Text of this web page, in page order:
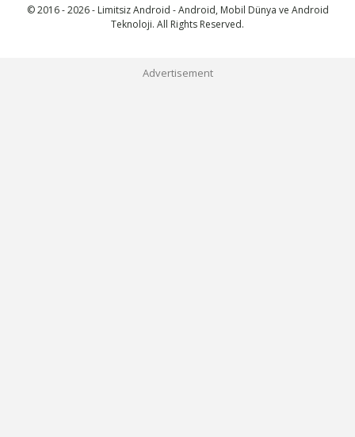
© 2016 - 2026 - Limitsiz Android - Android, Mobil Dünya ve Android
Teknoloji. All Rights Reserved.
Advertisement